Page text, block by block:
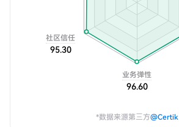
社区信任
95.30
业务弹性
96.60
*数据来源第三方@Certik